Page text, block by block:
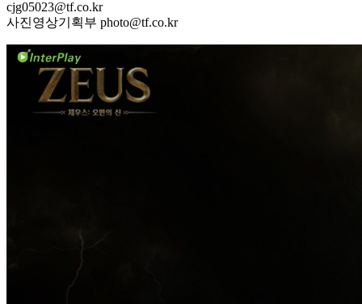
cjg05023@tf.co.kr
사진영상기획부 photo@tf.co.kr